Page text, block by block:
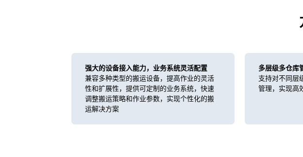
强大的设备接入能力，业务系统灵活配置
兼容多种类型的搬运设备，提高作业的灵活
性和扩展性，提供可定制的业务系统，快速
调整搬运策略和作业参数，实现个性化的搬
运解决方案
多层级多仓库
支持对不同层
管理，实现高